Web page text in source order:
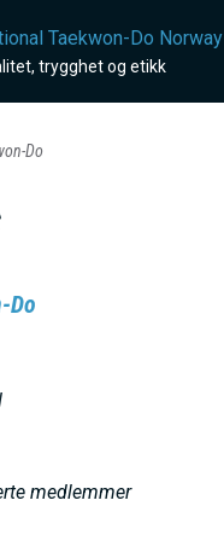
Taekwon-Do Norway
trygghet og etikk
Do
Do
medlemmer